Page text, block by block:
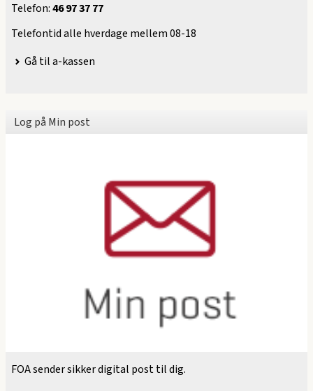
Telefon:46 97 37 77
Telefontid alle hverdage mellem 08-18
Gå til a-kassen
Log på Min post
FOA sender sikker digital post til dig.